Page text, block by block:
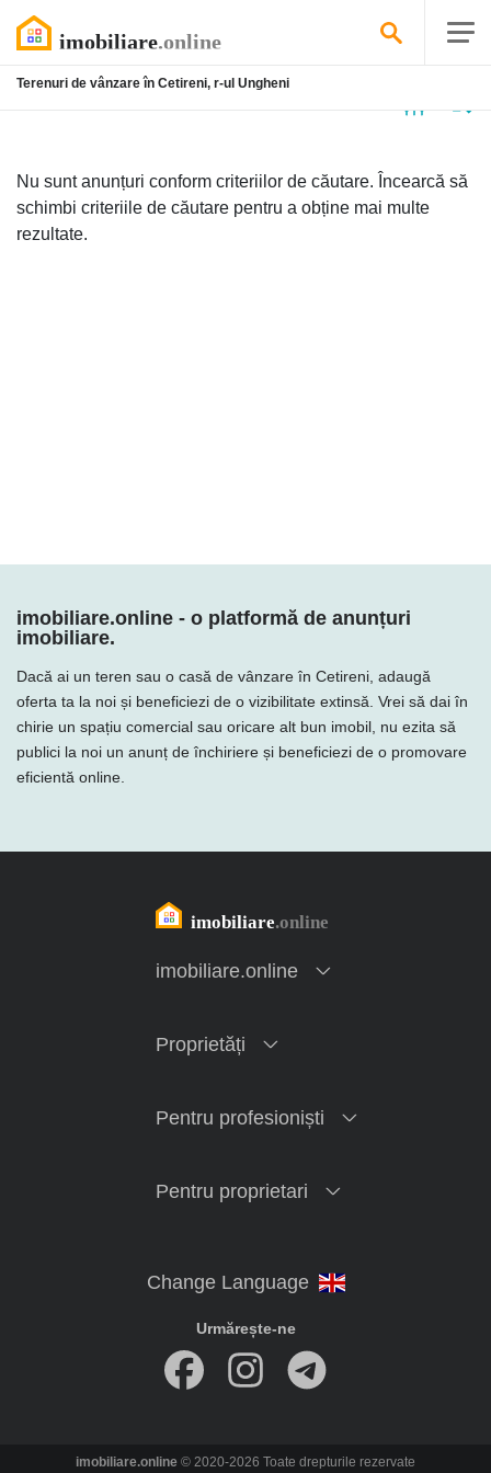
Terenuri de vânzare în Cetireni, r-ul Ungheni
Nu sunt anunțuri conform criteriilor de căutare. Încearcă să
schimbi criteriile de căutare pentru a obține mai multe
rezultate.
imobiliare.online - o platformă de anunțuri
imobiliare.
Dacă ai un teren sau o casă de vânzare în Cetireni, adaugă
oferta ta la noi și beneficiezi de o vizibilitate extinsă. Vrei să dai în
chirie un spațiu comercial sau oricare alt bun imobil, nu ezita să
publici la noi un anunț de închiriere și beneficiezi de o promovare
eficientă online.
imobiliare.online
Proprietăți
Pentru profesioniști
Pentru proprietari
Urmărește-ne
imobiliare.online © 2020-2026 Toate drepturile rezervate